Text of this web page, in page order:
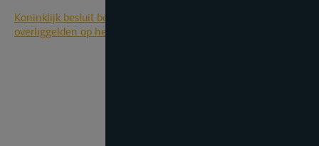
Koninklijk besluit betreffende de ligtijd en het bedrag van de
overliggelden op het gebied van de binnenbevrachting